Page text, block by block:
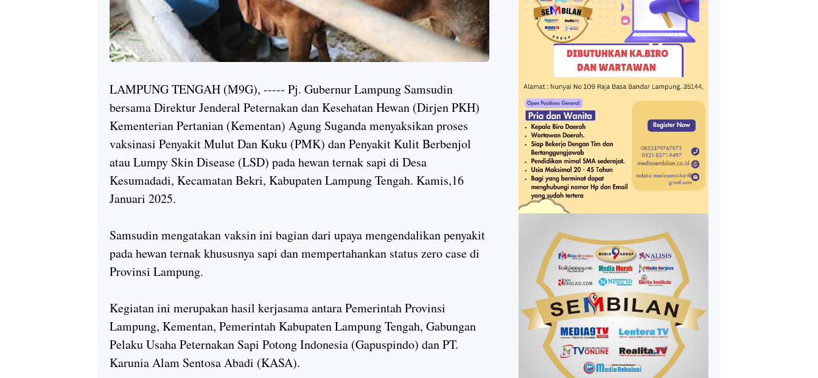
LAMPUNG TENGAH (M9G), ----- Pj. Gubernur Lampung Samsudin
bersama Direktur Jenderal Peternakan dan Kesehatan Hewan (Dirjen PKH)
Kementerian Pertanian (Kementan) Agung Suganda menyaksikan proses
vaksinasi Penyakit Mulut Dan Kuku (PMK) dan Penyakit Kulit Berbenjol
atau Lumpy Skin Disease (LSD) pada hewan ternak sapi di Desa
Kesumadadi, Kecamatan Bekri, Kabupaten Lampung Tengah. Kamis,16
Januari 2025.
Samsudin mengatakan vaksin ini bagian dari upaya mengendalikan penyakit
pada hewan ternak khususnya sapi dan mempertahankan status zero case di
Provinsi Lampung.
Kegiatan ini merupakan hasil kerjasama antara Pemerintah Provinsi
Lampung, Kementan, Pemerintah Kabupaten Lampung Tengah, Gabungan
Pelaku Usaha Peternakan Sapi Potong Indonesia (Gapuspindo) dan PT.
Karunia Alam Sentosa Abadi (KASA).